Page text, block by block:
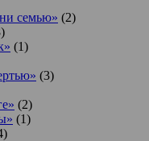
семью» (2)
(1)
(3)
(2)
(1)